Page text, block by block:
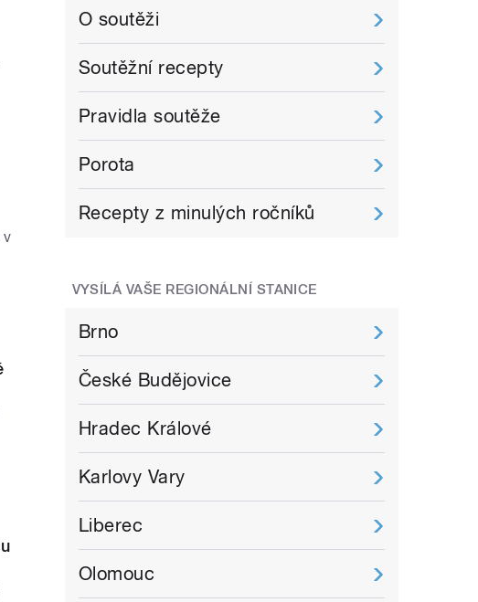
v
O soutěži
Soutěžní recepty
Pravidla soutěže
Porota
Recepty z minulých ročníků
VYSÍLÁ VAŠE REGIONÁLNÍ STANICE
Brno
České Budějovice
Hradec Králové
Karlovy Vary
Liberec
Olomouc